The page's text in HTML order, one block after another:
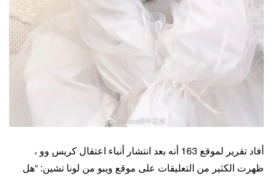
أفاد تقرير لموقع 163 أنه بعد انتشار أنباء اعتقال كريس وو ،
ظهرت الكثير من التعليقات على موقع ويبو من لونا تشين: “هل